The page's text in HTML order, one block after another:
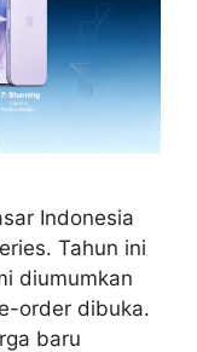
Indonesia
Tahun ini
diumumkan
order dibuka.
baru